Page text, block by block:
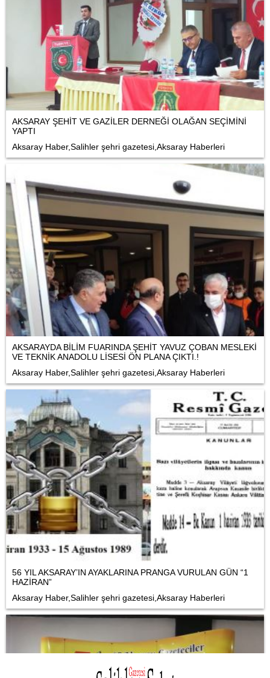
AKSARAY ŞEHİT VE GAZİLER DERNEĞİ OLAĞAN SEÇİMİNİ
YAPTI
Aksaray Haber,Salihler şehri gazetesi,Aksaray Haberleri
AKSARAYDA BİLİM FUARINDA ŞEHİT YAVUZ ÇOBAN MESLEKİ
VE TEKNİK ANADOLU LİSESİ ÖN PLANA ÇIKTI.!
Aksaray Haber,Salihler şehri gazetesi,Aksaray Haberleri
56 YIL AKSARAY’IN AYAKLARINA PRANGA VURULAN GÜN “1
HAZİRAN”
Aksaray Haber,Salihler şehri gazetesi,Aksaray Haberleri